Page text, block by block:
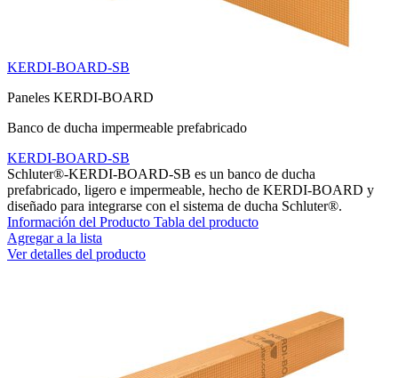
KERDI-BOARD-SB
Paneles KERDI-BOARD
Banco de ducha impermeable prefabricado
KERDI-BOARD-SB
Schluter®-KERDI-BOARD-SB es un banco de ducha
prefabricado, ligero e impermeable, hecho de KERDI-BOARD y
diseñado para integrarse con el sistema de ducha Schluter®.
Información del Producto Tabla del producto
Agregar a la lista
Ver detalles del producto